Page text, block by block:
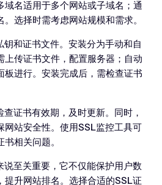
域名适用于多个网站或子域名；通
选择时需考虑网站规模和需求。
和证书文件。安装分为手动和自
上传证书文件，配置服务器；自动
板进行。安装完成后，需检查证书
证书有效期，及时更新。同时，
网站安全性。使用SSL监控工具可
相关问题。
至关重要，它不仅能保护用户数
提升网站排名。选择合适的SSL证